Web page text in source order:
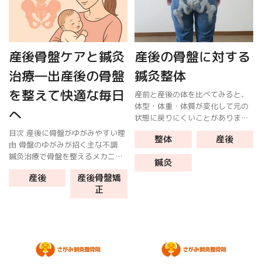
産後骨盤ケアと鍼灸
治療―出産後の骨盤
を整えて快適な毎日
へ
目次 産後に骨盤がゆがみやすい理
由 骨盤のゆがみが招く主な不調
鍼灸治療で骨盤を整えるメカニズ
ム 鍼灸×骨盤ケアの施術プログラ
ム例 自宅でできるセルフケア３選
よくある質問 まとめ 産後に骨盤
産後
産後骨盤矯
正
産後の骨盤に対する
鍼灸整体
産前と産後の体を比べてみると、
体型・体重・体質が変化して元の
状態に戻りにくいことがありま
す。 産後は思っている以上に体へ
のダメージは大きいものです。 誰
にでも回復する力が備わっていま
すが、育児や家事で負担により疲
整体
産後
鍼灸